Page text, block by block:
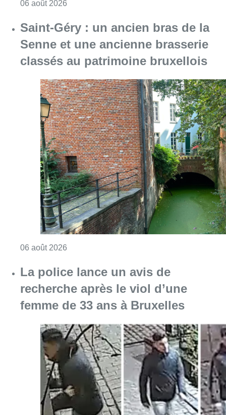
06 août 2026
Saint-Géry : un ancien bras de la
Senne et une ancienne brasserie
classés au patrimoine bruxellois
06 août 2026
La police lance un avis de
recherche après le viol d’une
femme de 33 ans à Bruxelles